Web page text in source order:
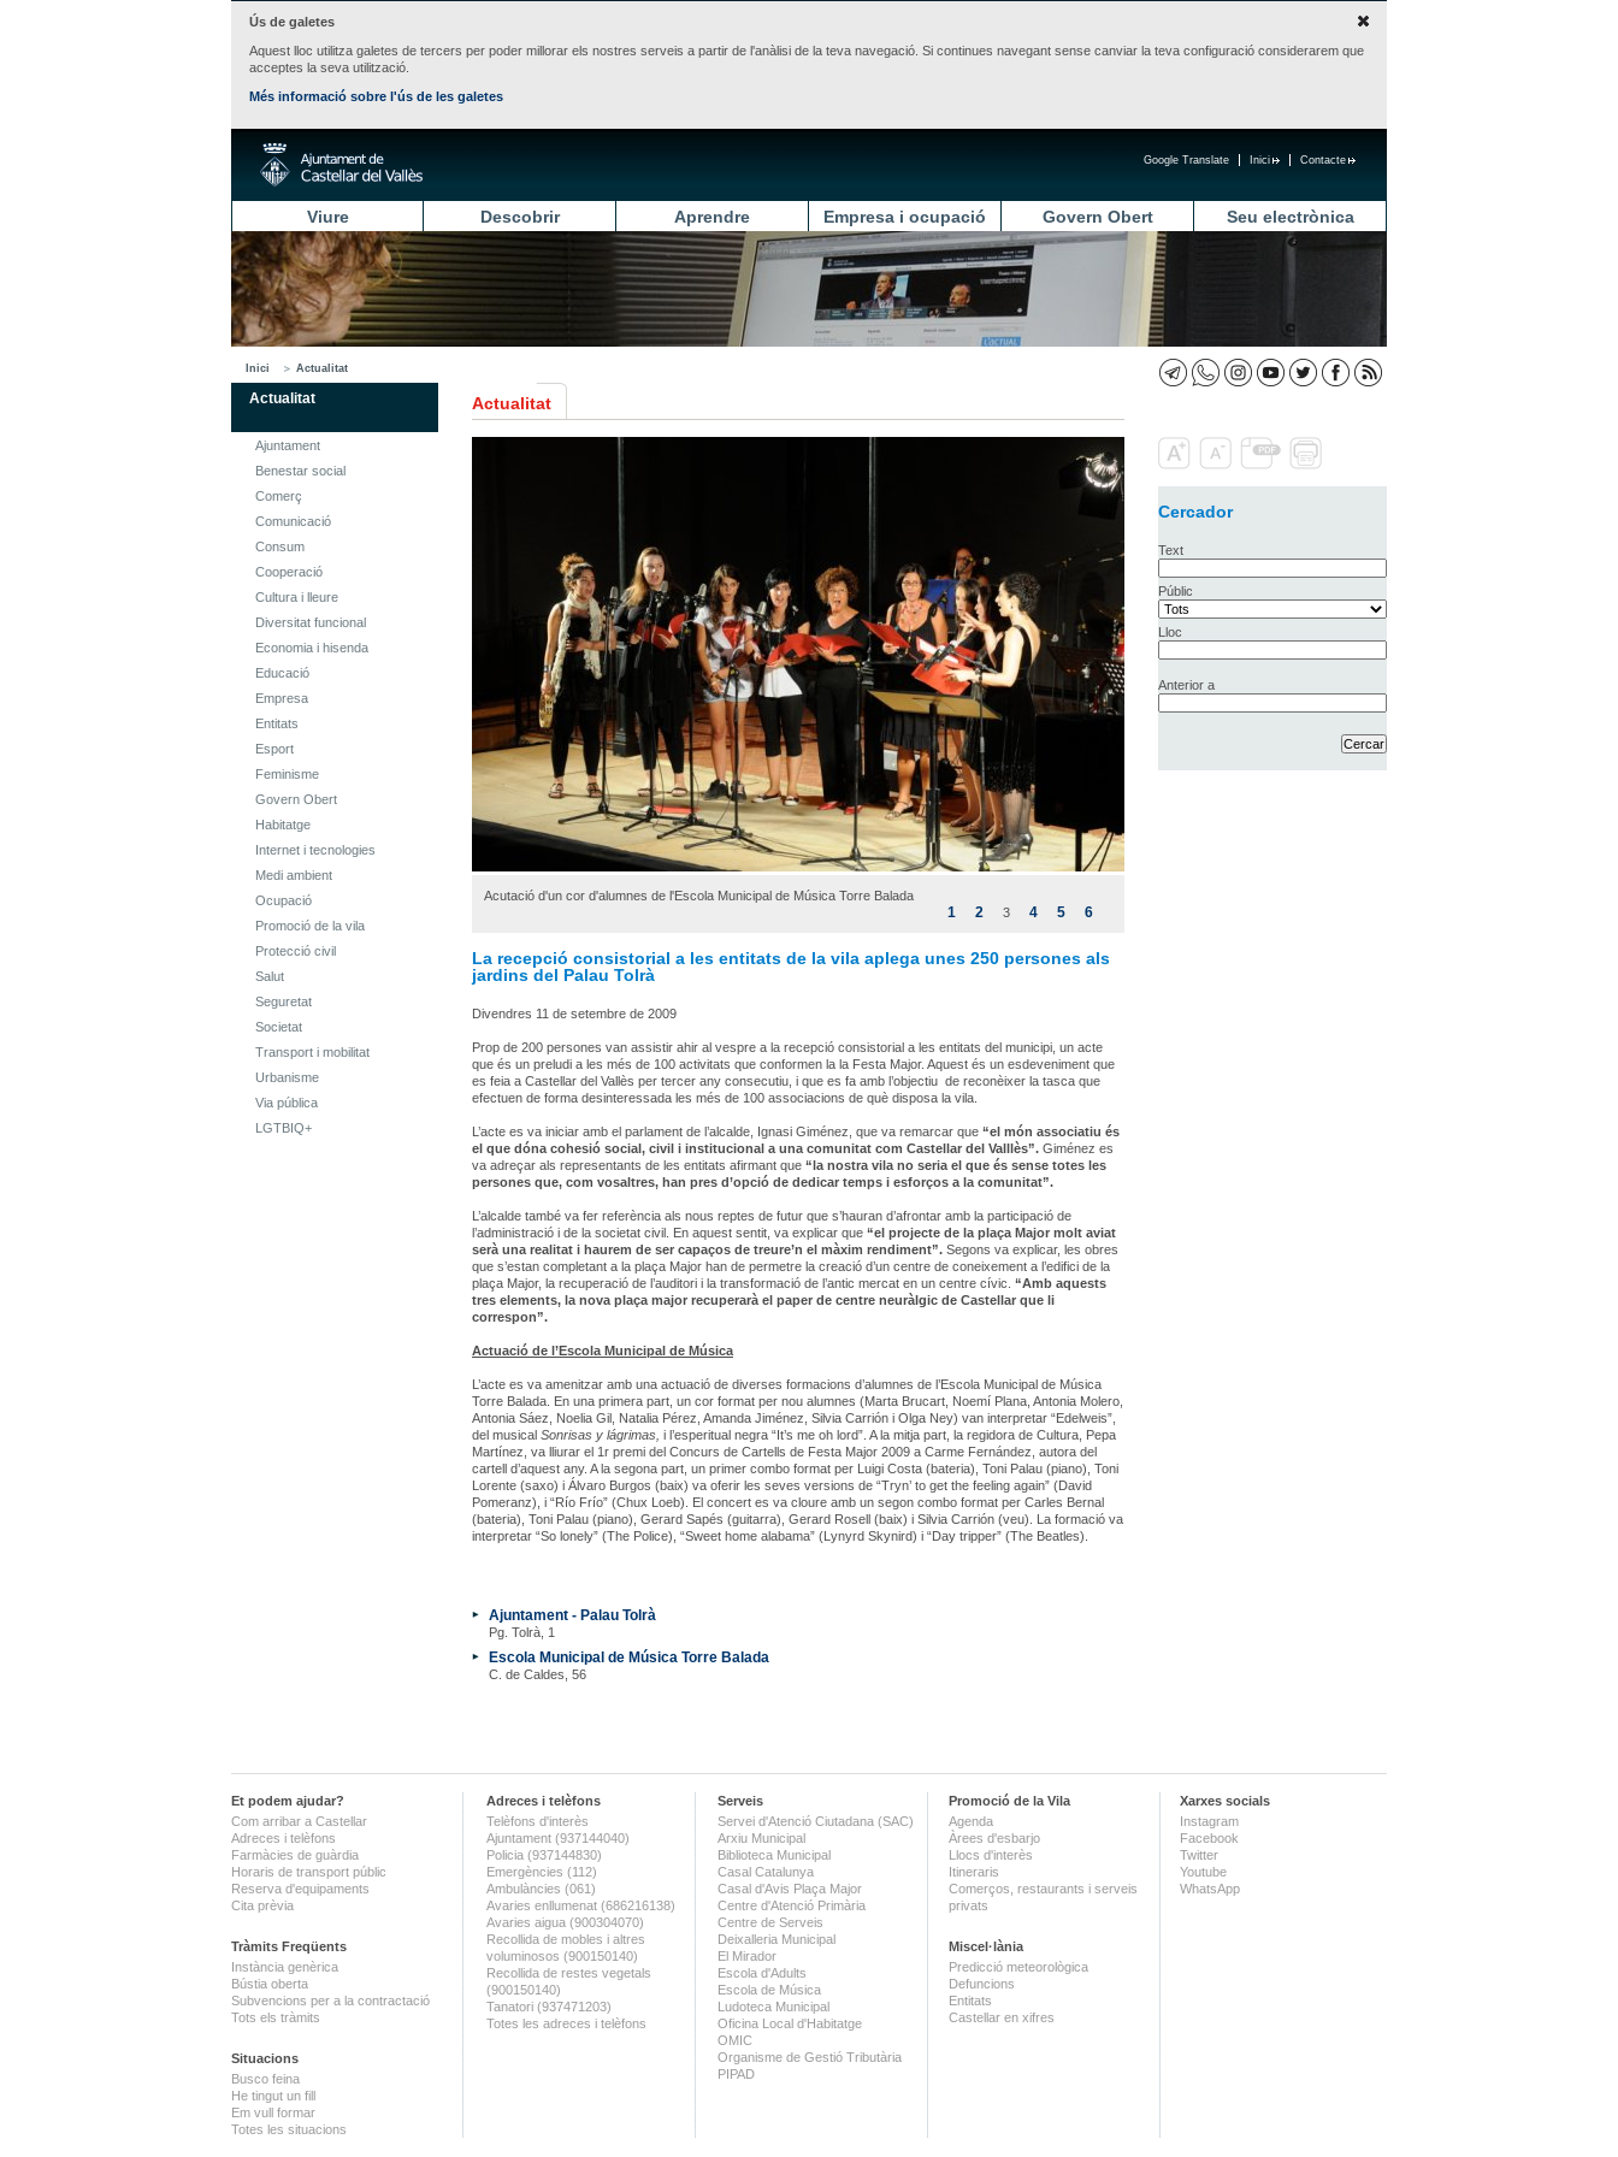
Ús de galetes
Aquest lloc utilitza galetes de tercers per poder millorar els nostres serveis a partir de l'anàlisi de la teva navegació. Si continues navegant sense canviar la teva configuració considerarem que
acceptes la seva utilització.
Més informació sobre l'ús de les galetes
Contacte
Inici
Google Translate
Viure Descobrir Aprendre Empresa i ocupació Govern Obert Seu electrònica
Inici Actualitat
Actualitat
Ajuntament
Benestar social
Comerç
Comunicació
Consum
Cooperació
Cultura i lleure
Diversitat funcional
Economia i hisenda
Educació
Empresa
Entitats
Esport
Feminisme
Govern Obert
Habitatge
Internet i tecnologies
Medi ambient
Ocupació
Promoció de la vila
Protecció civil
Salut
Seguretat
Societat
Transport i mobilitat
Urbanisme
Via pública
LGTBIQ+
Actualitat
Acutació d'un cor d'alumnes de l'Escola Municipal de Música Torre Balada
1 2 3 4 5 6
La recepció consistorial a les entitats de la vila aplega unes 250 persones als
jardins del Palau Tolrà
Divendres 11 de setembre de 2009
Prop de 200 persones van assistir ahir al vespre a la recepció consistorial a les entitats del municipi, un acte
que és un preludi a les més de 100 activitats que conformen la la Festa Major. Aquest és un esdeveniment que
es feia a Castellar del Vallès per tercer any consecutiu, i que es fa amb l’objectiu de reconèixer la tasca que
efectuen de forma desinteressada les més de 100 associacions de què disposa la vila.
L’acte es va iniciar amb el parlament de l’alcalde, Ignasi Giménez, que va remarcar que “el món associatiu és
el que dóna cohesió social, civil i institucional a una comunitat com Castellar del Valllès”. Giménez es
va adreçar als representants de les entitats afirmant que “la nostra vila no seria el que és sense totes les
persones que, com vosaltres, han pres d’opció de dedicar temps i esforços a la comunitat”.
L’alcalde també va fer referència als nous reptes de futur que s’hauran d’afrontar amb la participació de
l’administració i de la societat civil. En aquest sentit, va explicar que “el projecte de la plaça Major molt aviat
serà una realitat i haurem de ser capaços de treure’n el màxim rendiment”. Segons va explicar, les obres
que s’estan completant a la plaça Major han de permetre la creació d’un centre de coneixement a l’edifici de la
plaça Major, la recuperació de l’auditori i la transformació de l’antic mercat en un centre cívic. “Amb aquests
tres elements, la nova plaça major recuperarà el paper de centre neuràlgic de Castellar que li
correspon”.
Actuació de l’Escola Municipal de Música
L’acte es va amenitzar amb una actuació de diverses formacions d’alumnes de l’Escola Municipal de Música
Torre Balada. En una primera part, un cor format per nou alumnes (Marta Brucart, Noemí Plana, Antonia Molero,
Antonia Sáez, Noelia Gil, Natalia Pérez, Amanda Jiménez, Silvia Carrión i Olga Ney) van interpretar “Edelweis”,
del musical Sonrisas y lágrimas, i l’esperitual negra “It’s me oh lord”. A la mitja part, la regidora de Cultura, Pepa
Martínez, va lliurar el 1r premi del Concurs de Cartells de Festa Major 2009 a Carme Fernández, autora del
cartell d’aquest any. A la segona part, un primer combo format per Luigi Costa (bateria), Toni Palau (piano), Toni
Lorente (saxo) i Álvaro Burgos (baix) va oferir les seves versions de “Tryn’ to get the feeling again” (David
Pomeranz), i “Río Frío” (Chux Loeb). El concert es va cloure amb un segon combo format per Carles Bernal
(bateria), Toni Palau (piano), Gerard Sapés (guitarra), Gerard Rosell (baix) i Silvia Carrión (veu). La formació va
interpretar “So lonely” (The Police), “Sweet home alabama” (Lynyrd Skynird) i “Day tripper” (The Beatles).
Ajuntament - Palau Tolrà
Pg. Tolrà, 1
Escola Municipal de Música Torre Balada
C. de Caldes, 56
Cercador
Text
Públic
Lloc
Anterior a
Et podem ajudar?
Com arribar a Castellar
Adreces i telèfons
Farmàcies de guàrdia
Horaris de transport públic
Reserva d'equipaments
Cita prèvia
Tràmits Freqüents
Instància genèrica
Bústia oberta
Subvencions per a la contractació
Tots els tràmits
Situacions
Busco feina
He tingut un fill
Em vull formar
Totes les situacions
Adreces i telèfons
Telèfons d'interès
Ajuntament (937144040)
Policia (937144830)
Emergències (112)
Ambulàncies (061)
Avaries enllumenat (686216138)
Avaries aigua (900304070)
Recollida de mobles i altres
voluminosos (900150140)
Recollida de restes vegetals
(900150140)
Tanatori (937471203)
Totes les adreces i telèfons
Serveis
Servei d'Atenció Ciutadana (SAC)
Arxiu Municipal
Biblioteca Municipal
Casal Catalunya
Casal d'Avis Plaça Major
Centre d'Atenció Primària
Centre de Serveis
Deixalleria Municipal
El Mirador
Escola d'Adults
Escola de Música
Ludoteca Municipal
Oficina Local d'Habitatge
OMIC
Organisme de Gestió Tributària
PIPAD
Promoció de la Vila
Agenda
Àrees d'esbarjo
Llocs d'interès
Itineraris
Comerços, restaurants i serveis
privats
Miscel·lània
Predicció meteorològica
Defuncions
Entitats
Castellar en xifres
Xarxes socials
Instagram
Facebook
Twitter
Youtube
WhatsApp